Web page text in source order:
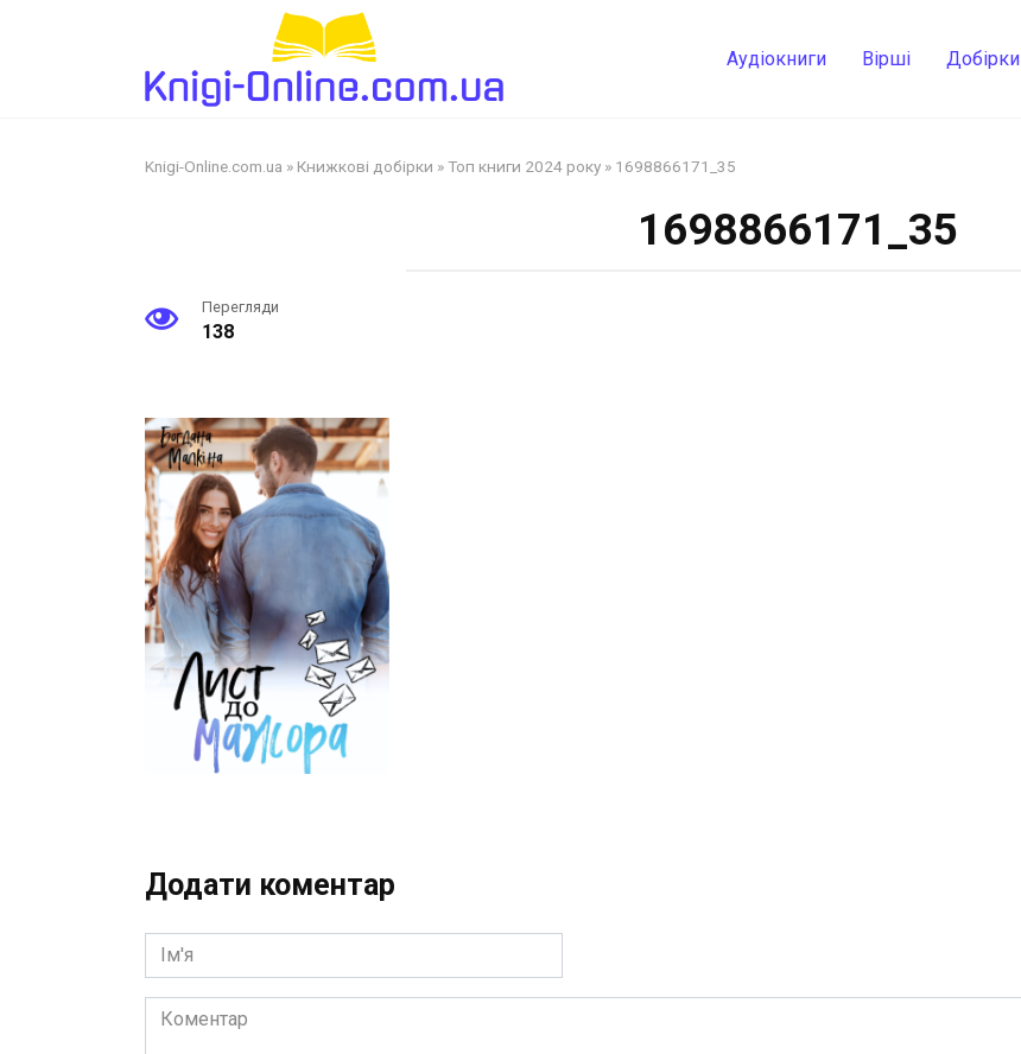
Аудіокниги Вірші Добірки
Knigi-Online.com.ua » Книжкові добірки »Топ книги 2024 року » 1698866171_35
1698866171_35
Перегляди
138
Додати коментар
Ім'я
Коментар